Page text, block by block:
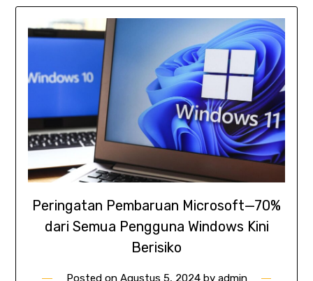
Peringatan Pembaruan Microsoft—70%
dari Semua Pengguna Windows Kini
Berisiko
Posted on Agustus 5, 2024by admin